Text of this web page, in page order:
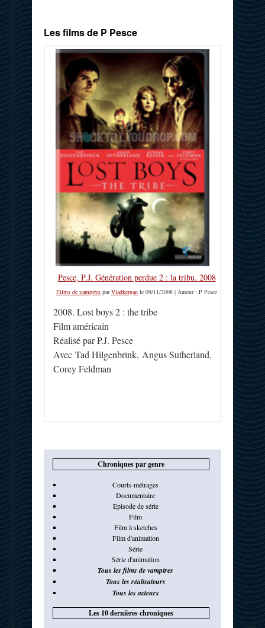
Les films de P Pesce
Pesce, P.J. Génération perdue 2 : la tribu. 2008
Films de vampires parVladkergan le 09/11/2008 | Auteur : P Pesce
2008. Lost boys 2 : the tribe
Film américain
Réalisé par P.J. Pesce
Avec Tad Hilgenbrink, Angus Sutherland,
Corey Feldman
Chroniques par genre
Courts-métrages
Documentaire
Episode de série
Film
Film à sketches
Film d'animation
Série
Série d'animation
Tous les films de vampires
Tous les réalisateurs
Tous les acteurs
Les 10 dernières chroniques